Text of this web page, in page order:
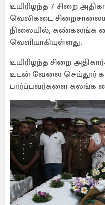
உயிரிழந்த 7 சிறை
வெலிகடை
நிலையில், கண்கலங்க
வெளியாகியுள்ளது.
உயிரிழந்த சிறை
உடன் வேலை செய்தூர்
பார்ப்பவர்களை கலங்க